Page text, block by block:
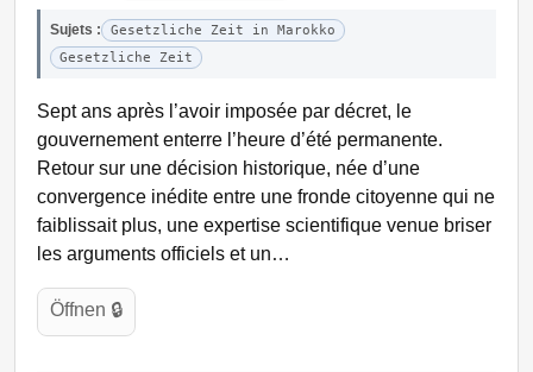
Sujets :
Gesetzliche Zeit in Marokko
Gesetzliche Zeit
Sept ans après l’avoir imposée par décret, le
gouvernement enterre l’heure d’été permanente.
Retour sur une décision historique, née d’une
convergence inédite entre une fronde citoyenne qui ne
faiblissait plus, une expertise scientifique venue briser
les arguments officiels et un…
Öffnen 🔒